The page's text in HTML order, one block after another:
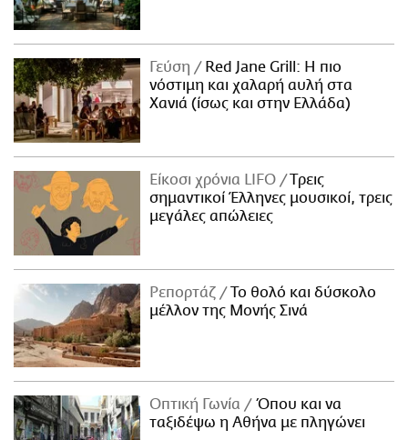
Γεύση
Red Jane Grill: Η πιο
νόστιμη και χαλαρή αυλή στα
Χανιά (ίσως και στην Ελλάδα)
Είκοσι χρόνια LIFO
Tρεις
σημαντικοί Έλληνες μουσικοί, τρεις
μεγάλες απώλειες
Ρεπορτάζ
Το θολό και δύσκολο
μέλλον της Μονής Σινά
Οπτική Γωνία
Όπου και να
ταξιδέψω η Αθήνα με πληγώνει